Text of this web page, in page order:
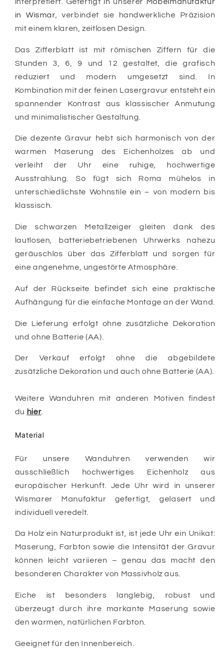
in Wismar, verbindet sie handwerkliche Präzision
mit einem klaren, zeitlosen Design.
Das Zifferblatt ist mit römischen Ziffern für die
Stunden 3, 6, 9 und 12 gestaltet, die grafisch
reduziert und modern umgesetzt sind. In
Kombination mit der feinen Lasergravur entsteht ein
spannender Kontrast aus klassischer Anmutung
und minimalistischer Gestaltung.
Die dezente Gravur hebt sich harmonisch von der
warmen Maserung des Eichenholzes ab und
verleiht der Uhr eine ruhige, hochwertige
Ausstrahlung. So fügt sich Roma mühelos in
unterschiedlichste Wohnstile ein – von modern bis
klassisch.
Die schwarzen Metallzeiger gleiten dank des
lautlosen, batteriebetriebenen Uhrwerks nahezu
geräuschlos über das Zifferblatt und sorgen für
eine angenehme, ungestörte Atmosphäre.
Auf der Rückseite befindet sich eine praktische
Aufhängung für die einfache Montage an der Wand.
Die Lieferung erfolgt ohne zusätzliche Dekoration
und ohne Batterie (AA).
Der Verkauf erfolgt ohne die abgebildete
zusätzliche Dekoration und auch ohne Batterie (AA).
Weitere Wanduhren mit anderen Motiven findest
du hier.
Material
Für unsere Wanduhren verwenden wir
ausschließlich hochwertiges Eichenholz aus
europäischer Herkunft. Jede Uhr wird in unserer
Wismarer Manufaktur gefertigt, gelasert und
individuell veredelt.
Da Holz ein Naturprodukt ist, ist jede Uhr ein Unikat:
Maserung, Farbton sowie die Intensität der Gravur
können leicht variieren – genau das macht den
besonderen Charakter von Massivholz aus.
Eiche ist besonders langlebig, robust und
überzeugt durch ihre markante Maserung sowie
den warmen, natürlichen Farbton.
Geeignet für den Innenbereich.